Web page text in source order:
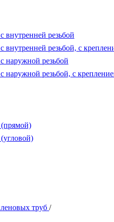
внутренней резьбой
резьбой, с
наружной резьбой
наружной резьбой, с
труб /